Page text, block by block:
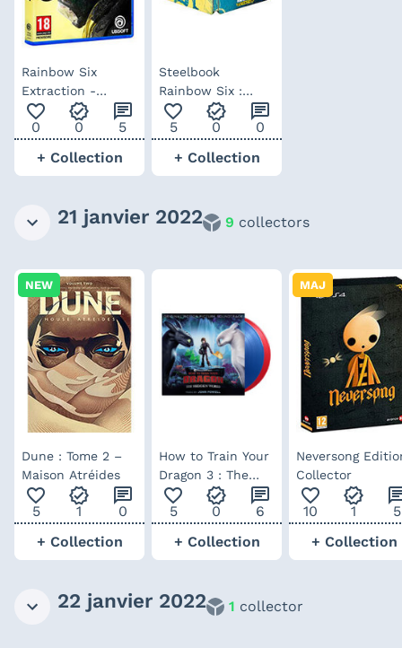
Rainbow Six
Extraction -
édition Deluxe
favorite_outline
0
verified
0
chat
5
+ Collection
Steelbook
Rainbow Six :
Extraction
favorite_outline
5
verified
0
chat
0
+ Collection
21 janvier 2022 9 collectors
NEW
Dune : Tome 2 –
Maison Atréides
favorite_outline
5
verified
1
chat
0
+ Collection
How to Train Your
Dragon 3 : The
Hidden World -
Bande originale
favorite_outline
5
verified
0
chat
6
+ Collection
MAJ
Neversong
Collector
favorite_outline
10
verified
1
5
+ Collection
22 janvier 2022 1 collector